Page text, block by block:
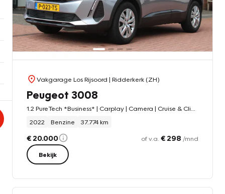
Vakgarage Los Rijsoord | Ridderkerk (ZH)
Peugeot 3008
2022
Benzine 37.774 km
€ 20.000 of v.a. € 298 /mnd
Bekijk